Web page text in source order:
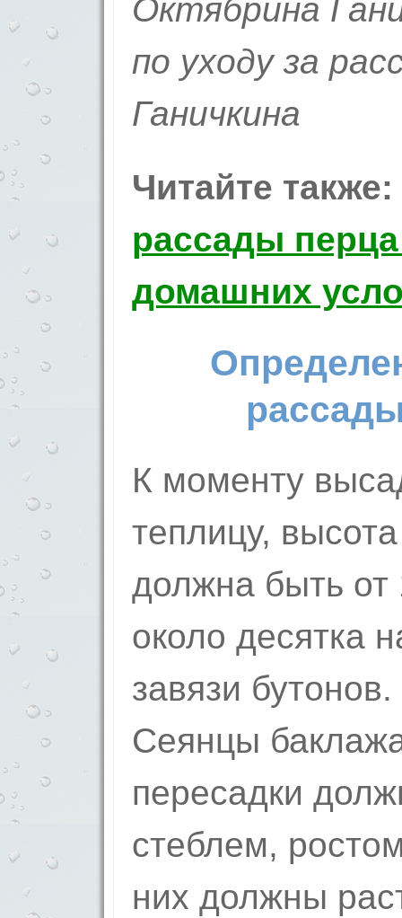
Октябрина
по уходу за
Ганичкина
Читайте также:
рассады
домашних
К моменту
теплицу,
должна быть
около десятка
завязи бутонов.
Сеянцы
пересадки
стеблем,
них должны